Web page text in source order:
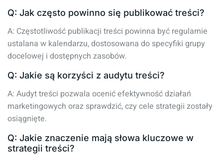
Q: Jak często powinno się publikować treści?
A: Częstotliwość publikacji treści powinna być regularnie
ustalana w kalendarzu, dostosowana do specyfiki grupy
docelowej i dostępnych zasobów.
Q: Jakie są korzyści z audytu treści?
A: Audyt treści pozwala ocenić efektywność działań
marketingowych oraz sprawdzić, czy cele strategii zostały
osiągnięte.
Q: Jakie znaczenie mają słowa kluczowe w
strategii treści?